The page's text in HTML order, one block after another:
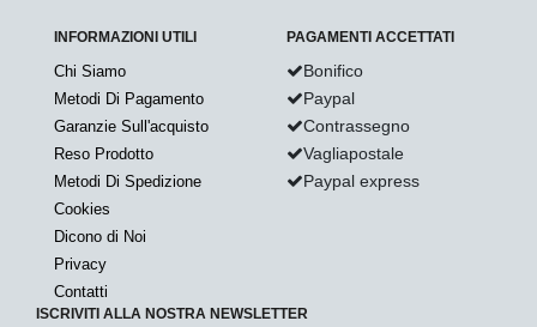
INFORMAZIONI UTILI
Chi Siamo
Metodi Di Pagamento
Garanzie Sull'acquisto
Reso Prodotto
Metodi Di Spedizione
Cookies
Dicono di Noi
Privacy
Contatti
PAGAMENTI ACCETTATI
Bonifico
Paypal
Contrassegno
Vagliapostale
Paypal express
ISCRIVITI ALLA NOSTRA NEWSLETTER